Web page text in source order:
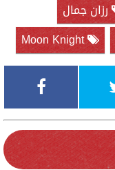
رزان جمال
Moon Knight